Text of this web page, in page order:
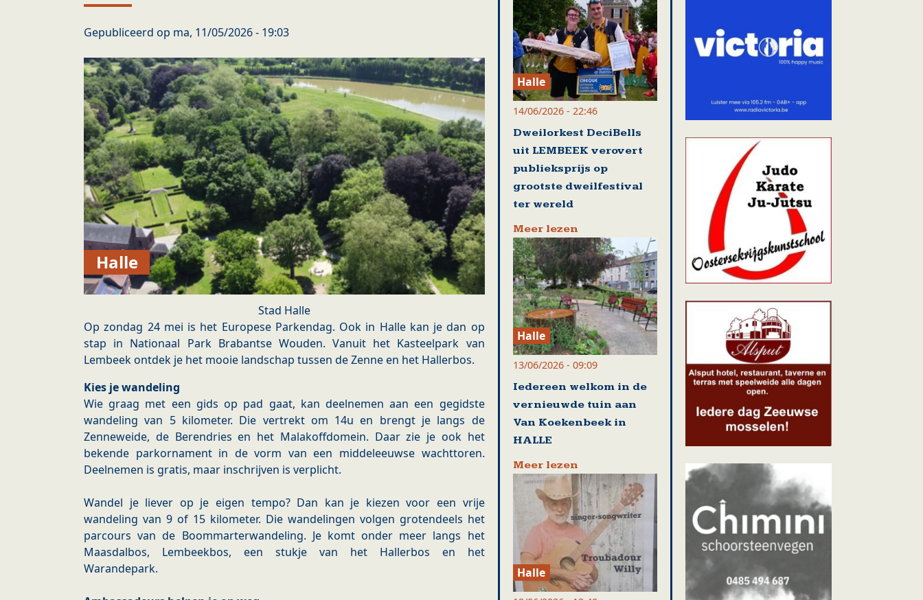
Gepubliceerd op ma, 11/05/2026 - 19:03
Halle
Stad Halle
Op zondag 24 mei is het Europese Parkendag. Ook in Halle kan je dan op
stap in Nationaal Park Brabantse Wouden. Vanuit het Kasteelpark van
Lembeek ontdek je het mooie landschap tussen de Zenne en het Hallerbos.
Kies je wandeling
Wie graag met een gids op pad gaat, kan deelnemen aan een gegidste
wandeling van 5 kilometer. Die vertrekt om 14u en brengt je langs de
Zenneweide, de Berendries en het Malakoffdomein. Daar zie je ook het
bekende parkornament in de vorm van een middeleeuwse wachttoren.
Deelnemen is gratis, maar inschrijven is verplicht.
Wandel je liever op je eigen tempo? Dan kan je kiezen voor een vrije
wandeling van 9 of 15 kilometer. Die wandelingen volgen grotendeels het
parcours van de Boommarterwandeling. Je komt onder meer langs het
Maasdalbos, Lembeekbos, een stukje van het Hallerbos en het
Warandepark.
Halle
14/06/2026 - 22:46
Dweilorkest DeciBells
uit LEMBEEK verovert
publieksprijs op
grootste dweilfestival
ter wereld
Meer lezen
Halle
13/06/2026 - 09:09
Iedereen welkom in de
vernieuwde tuin aan
Van Koekenbeek in
HALLE
Meer lezen
Halle